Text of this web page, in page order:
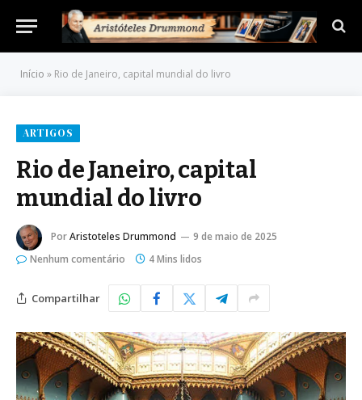
Início » Rio de Janeiro, capital mundial do livro
ARTIGOS
Rio de Janeiro, capital
mundial do livro
PorAristoteles Drummond
9 de maio de 2025
Nenhum comentário
4 Mins lidos
Compartilhar